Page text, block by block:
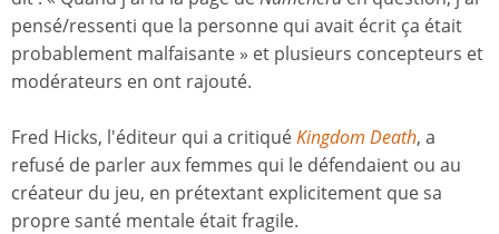
pensé/ressenti que la personne qui avait écrit ça était
probablement malfaisante » et plusieurs concepteurs et
modérateurs en ont rajouté.
Fred Hicks, l'éditeur qui a critiquéKingdom Death, a
refusé de parler aux femmes qui le défendaient ou au
créateur du jeu, en prétextant explicitement que sa
propre santé mentale était fragile.